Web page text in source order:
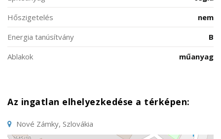
Hőszigetelés
nem
Energia tanúsítvány
B
Ablakok
műanyag
Az ingatlan elhelyezkedése a térképen:
Nové Zámky, Szlovákia